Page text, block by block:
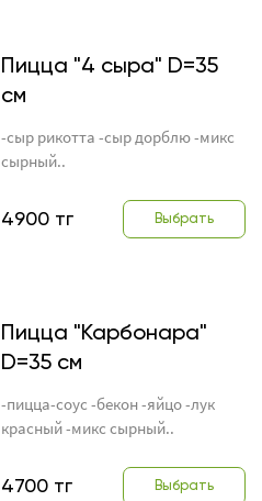
Пицца "4 сыра" D=35
см
-сыр рикотта -сыр дорблю -микс
сырный..
4900 тг Выбрать
Пицца "Карбонара"
D=35 см
-пицца-соус -бекон -яйцо -лук
красный -микс сырный..
4700 тг Выбрать